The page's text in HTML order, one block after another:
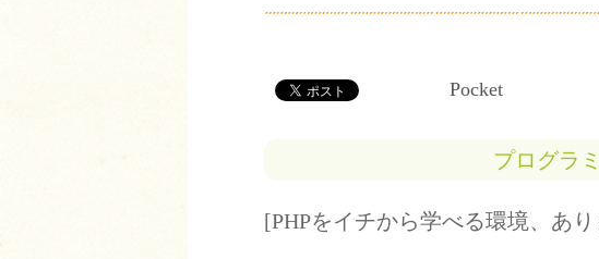
Pocket
プログラ
[PHPをイチから学べる環境、あ